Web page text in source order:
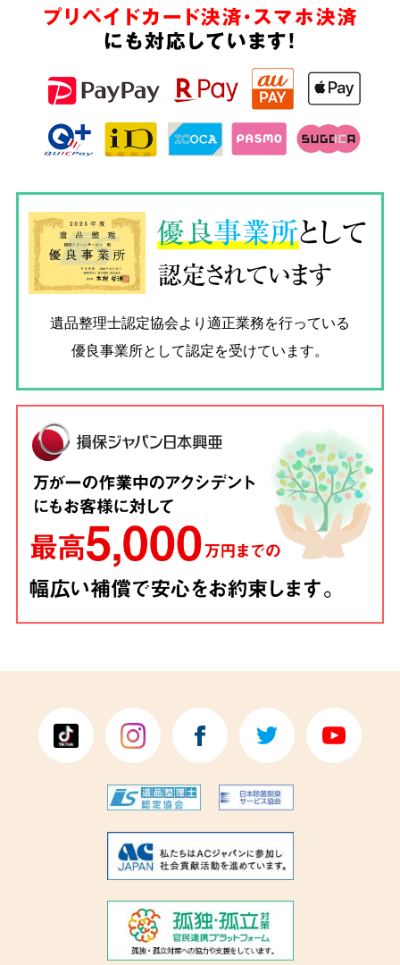
プリペイドカード決済・スマホ決済
にも対応しています!
優良事業所として
認定されています
遺品整理士認定協会より適正業務を行っている
優良事業所として認定を受けています。